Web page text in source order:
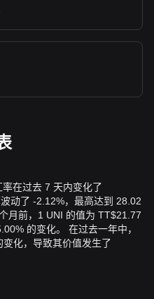
在过去 7 天内变化了
动了 -2.12%，最高达到 28.02
月前，1 UNI 的值为 TT$21.77
的变化。 在过去一年中，
变化，导致其价值发生了